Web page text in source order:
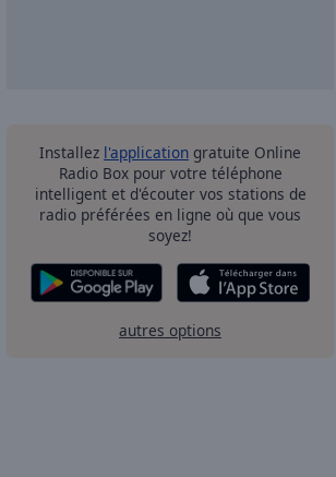
Installez l'application gratuite Online
Radio Box pour votre téléphone
intelligent et d'écouter vos stations de
radio préférées en ligne où que vous
soyez!
autres options